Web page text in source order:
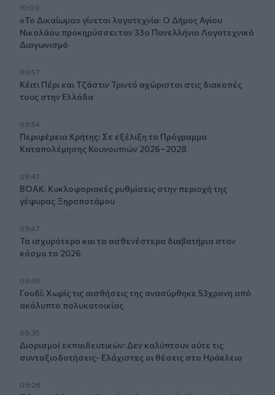
10:00
«Το Δικαίωμα» γίνεται λογοτεχνία: Ο Δήμος Αγίου
Νικολάου προκηρύσσει τον 33ο Πανελλήνιο Λογοτεχνικό
Διαγωνισμό
09:57
Κέιτι Πέρι και Τζάστιν Τριντό αχώριστοι στις διακοπές
τους στην Ελλάδα
09:54
Περιφέρεια Κρήτης: Σε εξέλιξη το Πρόγραμμα
Καταπολέμησης Κουνουπιών 2026–2028
09:47
ΒΟΑΚ: Κυκλοφοριακές ρυθμίσεις στην περιοχή της
γέφυρας Ξηροποτάμου
09:47
Τα ισχυρότερα και τα ασθενέστερα διαβατήρια στον
κόσμο το 2026
09:36
Γουδί: Χωρίς τις αισθήσεις της ανασύρθηκε 53χρονη από
ακάλυπτο πολυκατοικίας
09:35
Διορισμοί εκπαιδευτικών: Δεν καλύπτουν ούτε τις
συνταξιοδοτήσεις- Ελάχιστες οι θέσεις στο Ηράκλειο
09:28